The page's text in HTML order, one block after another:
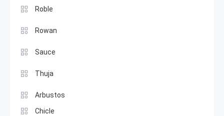
Roble
Rowan
Sauce
Thuja
Arbustos
Chicle